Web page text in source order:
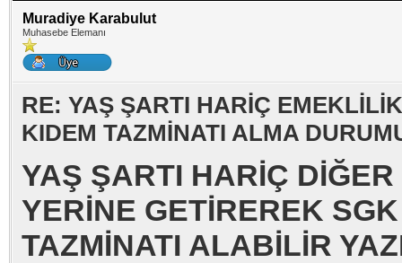
Muradiye Karabulut
Muhasebe Elemanı
RE: YAŞ ŞARTI HARİÇ
KIDEM TAZMİNATI ALMA
YAŞ ŞARTI HARİÇ
YERİNE GETİREREK
TAZMİNATI ALABİLİR